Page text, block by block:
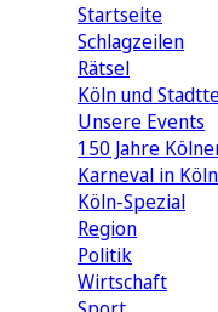
Startseite
Schlagzeilen
Rätsel
Köln und
Unsere Events
150 Jahre
Karneval in Köln
Köln-Spezial
Region
Politik
Wirtschaft